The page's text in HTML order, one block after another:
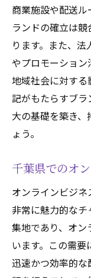
商業施設や配送
ランドの確立は
ります。また、
やプロモーション
地域社会に対す
記がもたらすブ
大の基礎を築き
ょう。
千葉県でのオ
オンラインビジ
非常に魅力的な
集地であり、オン
います。この需
迅速かつ効率的